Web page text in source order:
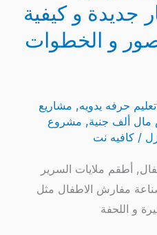
جديدة و كيفية
و الخطوات
تعليم حرفه يدويه, مشاريع
ألف جنية, مشروع
/ كافيه نت
أطقم ملايات السرير
مفارش الاطفال مثل
و اللحفة